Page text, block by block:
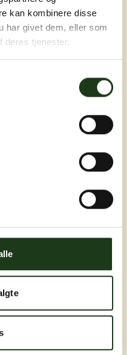
kan kombinere disse
har givet dem, eller som
deres tjenester.
og mindeværdig
af at skabe
vejleder dig og din
Og vi lover at
sidste